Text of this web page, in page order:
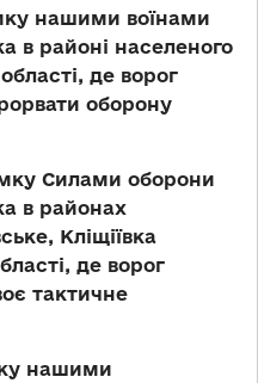
нашими воїнами
в районі населеного
де ворог
оборону
Силами оборони
в районах
Кліщіївка
де ворог
тактичне
нашими